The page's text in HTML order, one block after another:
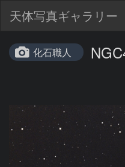
天体写真ギャラリー
化石職人